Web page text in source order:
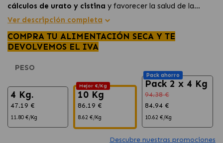
cálculos de urato y cistina y favorecer la salud de la
vejiga.
Ver descripción completa
COMPRA TU ALIMENTACIÓN SECA Y TE
DEVOLVEMOS EL IVA
PESO
4 Kg.
47.19 €
11.80 €/Kg
Mejor €/Kg
10 Kg
86.19 €
8.62 €/Kg
Pack ahorro
Pack 2 x 4 Kg
94.38 €
84.94 €
10.62 €/Kg
Descubre nuestras promociones